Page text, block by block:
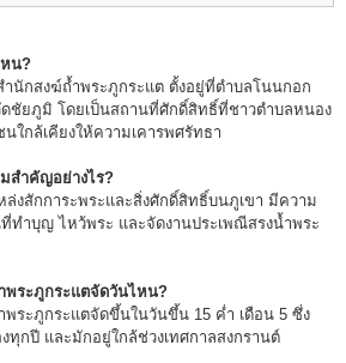
น?
ำนักสงฆ์ถ้ำพระภูกระแต ตั้งอยู่ที่ตำบลโนนกอก
ชัยภูมิ โดยเป็นสถานที่ศักดิ์สิทธิ์ที่ชาวตำบลหนอง
ใกล้เคียงให้ความเคารพศรัทธา
สำคัญอย่างไร?
ล่งสักการะพระและสิ่งศักดิ์สิทธิ์บนภูเขา มีความ
ำบุญ ไหว้พระ และจัดงานประเพณีสรงน้ำพระ
พระภูกระแตจัดวันไหน?
พระภูกระแตจัดขึ้นในวันขึ้น 15 ค่ำ เดือน 5 ซึ่ง
ทุกปี และมักอยู่ใกล้ช่วงเทศกาลสงกรานต์